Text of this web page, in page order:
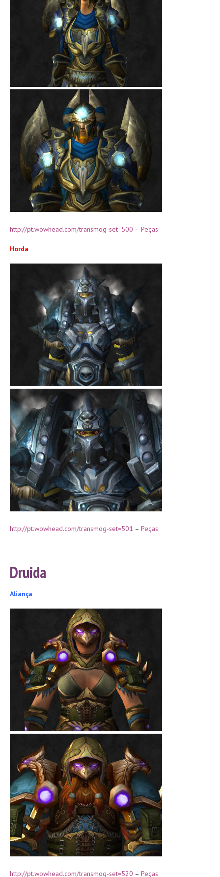
http://pt.wowhead.com/transmog-set=500 – Peças
Horda
http://pt.wowhead.com/transmog-set=501 – Peças
Druida
Aliança
http://pt.wowhead.com/transmog-set=520 – Peças